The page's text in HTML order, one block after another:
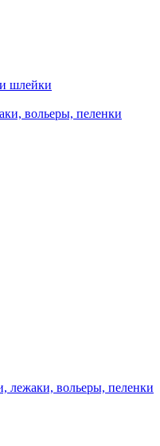
шлейки
вольеры, пеленки
лежаки, вольеры, пеленки